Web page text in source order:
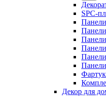
SPC-
Декор для